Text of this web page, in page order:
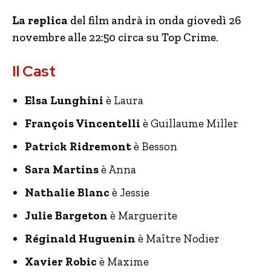
La replica del film andrà in onda giovedì 26
novembre alle 22:50 circa su Top Crime.
Il Cast
Elsa Lunghini è Laura
François Vincentelli è Guillaume Miller
Patrick Ridremontè Besson
Sara Martinsè Anna
Nathalie Blanc è Jessie
Julie Bargeton è Marguerite
Réginald Huguenin è Maître Nodier
Xavier Robic è Maxime